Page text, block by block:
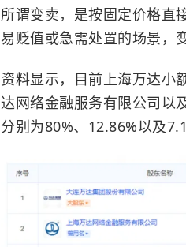
所谓变卖，是按固定价格直
易贬值或急需处置的场景，
资料显示，目前上海万达小
达网络金融服务有限公司以
分别为80%、12.86%以及